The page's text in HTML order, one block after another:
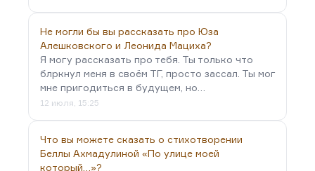
Не могли бы вы рассказать про Юза
Алешковского и Леонида Мациха?
Я могу рассказать про тебя. Ты только что
блркнул меня в своём ТГ, просто зассал. Ты мог
мне пригодиться в будущем, но…
12 июля, 15:25
Что вы можете сказать о стихотворении
Беллы Ахмадулиной «По улице моей
который…»?